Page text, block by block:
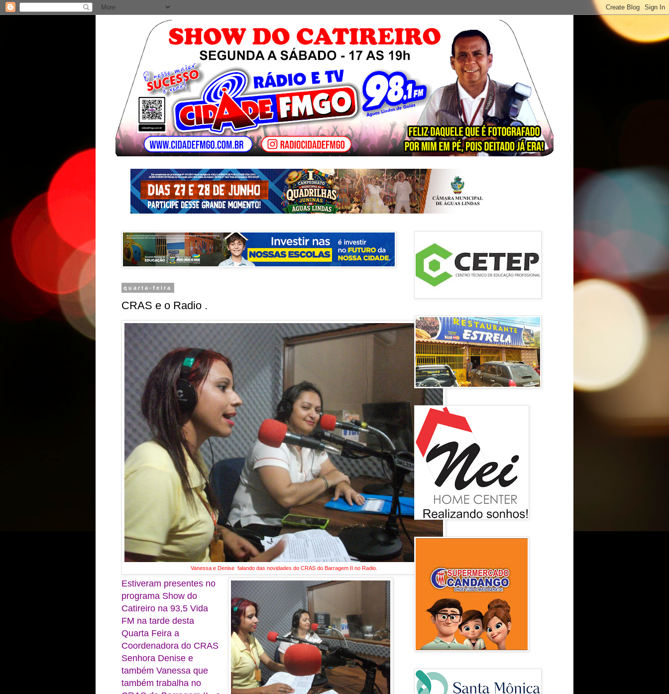
quarta-feira
CRAS e o Radio .
Vanessa e Denise falando das novidades do CRAS do Barragem II no Radio.
Estiveram presentes no
programa Show do
Catireiro na 93,5 Vida
FM na tarde desta
Quarta Feira a
Coordenadora do CRAS
Senhora Denise e
também Vanessa que
também trabalha no